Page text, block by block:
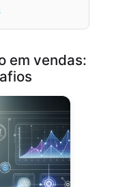
em vendas: